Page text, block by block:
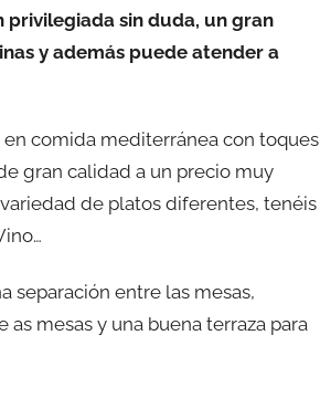
privilegiada sin duda, un gran
y además puede atender a
comida mediterránea con toques
gran calidad a un precio muy
de platos diferentes, tenéis
separación entre las mesas,
mesas y una buena terraza para